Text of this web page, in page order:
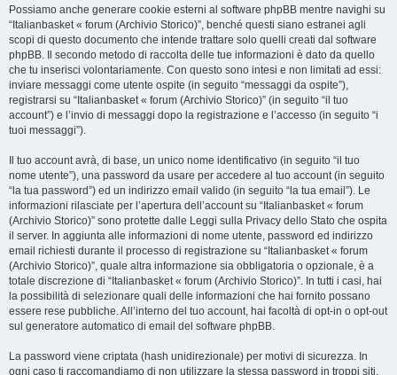
Possiamo anche generare cookie esterni al software phpBB mentre navighi su
“Italianbasket « forum (Archivio Storico)”, benché questi siano estranei agli
scopi di questo documento che intende trattare solo quelli creati dal software
phpBB. Il secondo metodo di raccolta delle tue informazioni è dato da quello
che tu inserisci volontariamente. Con questo sono intesi e non limitati ad essi:
inviare messaggi come utente ospite (in seguito “messaggi da ospite”),
registrarsi su “Italianbasket « forum (Archivio Storico)” (in seguito “il tuo
account”) e l’invio di messaggi dopo la registrazione e l’accesso (in seguito “i
tuoi messaggi”).
Il tuo account avrà, di base, un unico nome identificativo (in seguito “il tuo
nome utente”), una password da usare per accedere al tuo account (in seguito
“la tua password”) ed un indirizzo email valido (in seguito “la tua email”). Le
informazioni rilasciate per l’apertura dell’account su “Italianbasket « forum
(Archivio Storico)” sono protette dalle Leggi sulla Privacy dello Stato che ospita
il server. In aggiunta alle informazioni di nome utente, password ed indirizzo
email richiesti durante il processo di registrazione su “Italianbasket « forum
(Archivio Storico)”, quale altra informazione sia obbligatoria o opzionale, è a
totale discrezione di “Italianbasket « forum (Archivio Storico)”. In tutti i casi, hai
la possibilità di selezionare quali delle informazioni che hai fornito possano
essere rese pubbliche. All’interno del tuo account, hai facoltà di opt-in o opt-out
sul generatore automatico di email del software phpBB.
La password viene criptata (hash unidirezionale) per motivi di sicurezza. In
ogni caso ti raccomandiamo di non utilizzare la stessa password in troppi siti.